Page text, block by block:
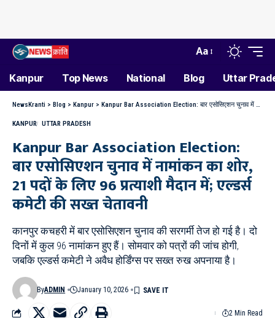
Aa
Kanpur Top News National Blog Uttar
NewsKranti > Blog > Kanpur > Kanpur Bar Association Election: बार एसोसिएशन चुनाव में नामांकन का शोर, 21 पदों के लिए 96 प्रत्याशी मैदान में; एल्डर्स कमेटी की सख्त चेतावनी
KANPUR UTTAR PRADESH
Kanpur Bar Association Election:
बार एसोसिएशन चुनाव में नामांकन का शोर,
21 पदों के लिए 96 प्रत्याशी मैदान में; एल्डर्स
कमेटी की सख्त चेतावनी
कानपुर कचहरी में बार एसोसिएशन चुनाव की सरगर्मी तेज हो गई है। दो
दिनों में कुल 96 नामांकन हुए हैं। सोमवार को पत्रों की जांच होगी,
जबकि एल्डर्स कमेटी ने अवैध होर्डिंग्स पर सख्त रुख अपनाया है।
ByADMIN January 10, 2026
2 Min Read